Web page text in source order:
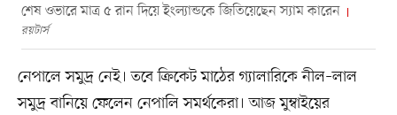
শেষ ওভারে মাত্র ৫ রান দিয়ে ইংল্যান্ডকে জিতিয়েছেন স্যাম কারেন
রয়টার্স
নেপালে সমুদ্র নেই। তবে ক্রিকেট মাঠের গ্যালারিকে নীল–লাল
সমুদ্র বানিয়ে ফেলেন নেপালি সমর্থকেরা। আজ মুম্বাইয়ের